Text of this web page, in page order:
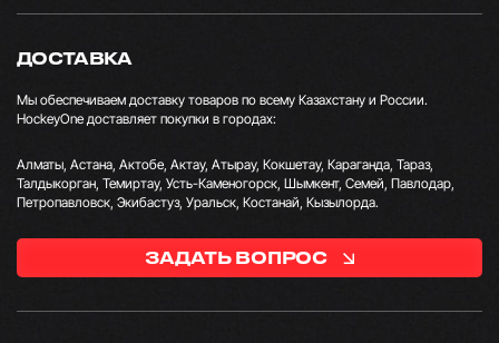
ДОСТАВКА
Мы обеспечиваем доставку товаров по всему Казахстану и России.
HockeyOne доставляет покупки в городах:
Алматы, Астана, Актобе, Актау, Атырау, Кокшетау, Караганда, Тараз,
Талдыкорган, Темиртау, Усть-Каменогорск, Шымкент, Семей, Павлодар,
Петропавловск, Экибастуз, Уральск, Костанай, Кызылорда.
ЗАДАТЬ ВОПРОС